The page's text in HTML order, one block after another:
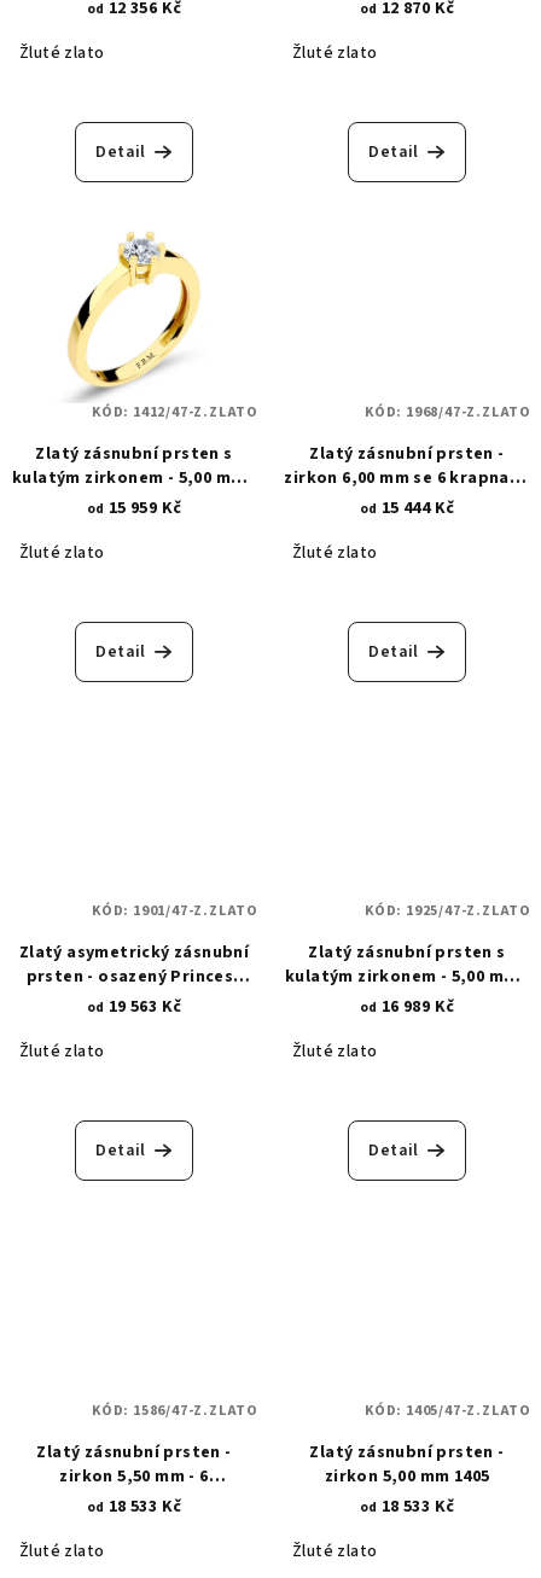
od 12 356 Kč
Žluté zlato
Detail
od 12 870 Kč
Žluté zlato
Detail
Zlatý zásnubní prsten s
kulatým zirkonem - 5,00 mm -
6 krapen 1412
od 15 959 Kč
Žluté zlato
Detail
KÓD: 1412/47-Z.ZLATO
Zlatý zásnubní prsten -
zirkon 6,00 mm se 6 krapnami
1968
od 15 444 Kč
Žluté zlato
Detail
KÓD: 1968/47-Z.ZLATO
Zlatý asymetrický zásnubní
prsten - osazený Princess
zirkonem 5x5 mm 1901
od 19 563 Kč
Žluté zlato
Detail
KÓD: 1901/47-Z.ZLATO
Zlatý zásnubní prsten s
kulatým zirkonem - 5,00 mm -
6 trojúhelníkových krapen
od 16 989 Kč
Žluté zlato
Detail
KÓD: 1925/47-Z.ZLATO
Zlatý zásnubní prsten -
zirkon 5,50 mm - 6
lichoběžníkových krapen
od 18 533 Kč
Žluté zlato
KÓD: 1586/47-Z.ZLATO
Zlatý zásnubní prsten -
zirkon 5,00 mm 1405
od 18 533 Kč
Žluté zlato
KÓD: 1405/47-Z.ZLATO